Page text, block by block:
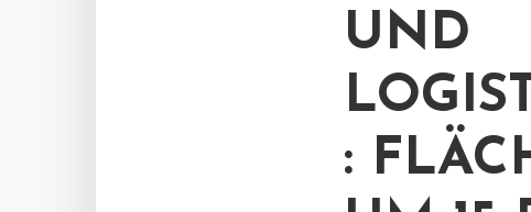
UND
: